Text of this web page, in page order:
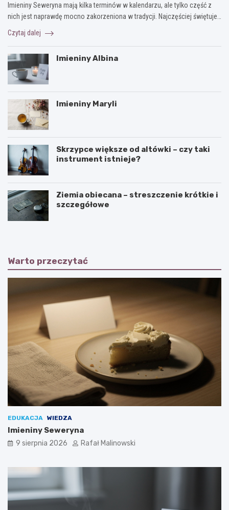
Imieniny Seweryna mają kilka terminów w kalendarzu, ale tylko część z
nich jest naprawdę mocno zakorzeniona w tradycji. Najczęściej świętuje…
Czytaj dalej
Imieniny Albina
Imieniny Maryli
Skrzypce większe od altówki – czy taki
instrument istnieje?
Ziemia obiecana – streszczenie krótkie i
szczegółowe
Warto przeczytać
EDUKACJA WIEDZA
Imieniny Seweryna
9 sierpnia 2026 Rafał Malinowski